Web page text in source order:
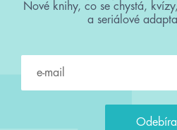
Nové knihy, co se chystá,
a seriálové